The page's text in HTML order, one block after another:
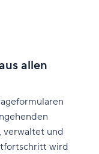
allen
verwaltet und
wird